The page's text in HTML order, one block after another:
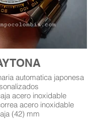
automatica japonesa
acero inoxidable
acero inoxidable
(42) mm